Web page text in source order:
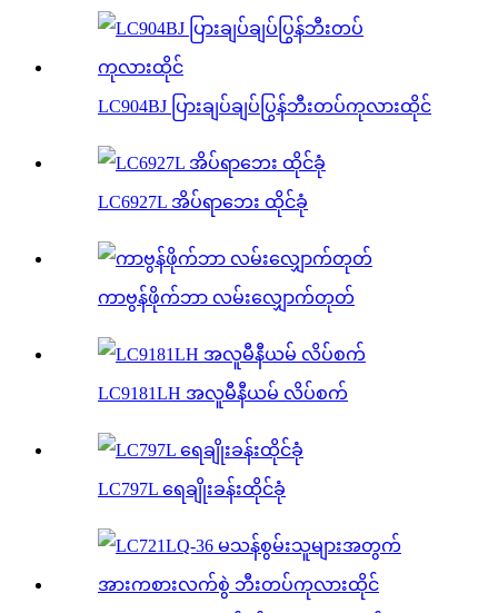
LC904BJ ပြားချပ်ချပ်ပြွန်ဘီးတပ်ကုလားထိုင်
LC6927L အိပ်ရာဘေး ထိုင်ခုံ
ကာဗွန်ဖိုက်ဘာ လမ်းလျှောက်တုတ်
LC9181LH အလူမီနီယမ် လိပ်စက်
LC797L ရေချိုးခန်းထိုင်ခုံ